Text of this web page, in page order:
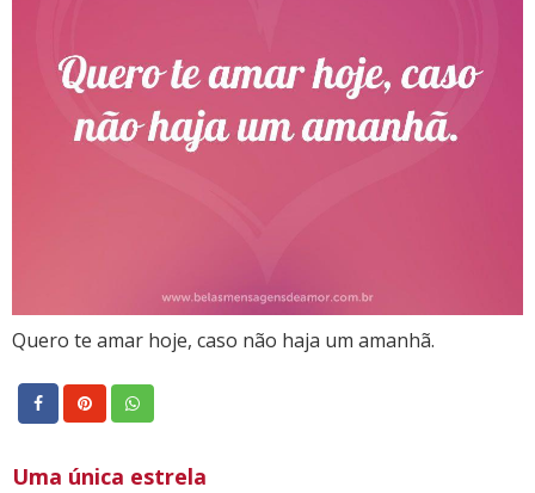
Quero te amar hoje, caso não haja um amanhã.
Uma única estrela